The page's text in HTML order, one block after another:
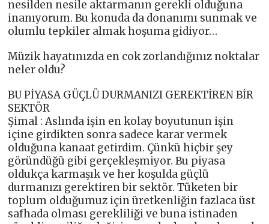
nesilden nesile aktarmanın gerekli olduğuna
inanıyorum. Bu konuda da donanımı sunmak ve
olumlu tepkiler almak hoşuma gidiyor…
Müzik hayatınızda en cok zorlandığınız noktalar
neler oldu?
BU PİYASA GÜÇLÜ DURMANIZI GEREKTİREN BİR
SEKTÖR
Şimal : Aslında işin en kolay boyutunun işin
içine girdikten sonra sadece karar vermek
olduğuna kanaat getirdim. Çünkü hiçbir şey
göründüğü gibi gerçekleşmiyor. Bu piyasa
oldukça karmaşık ve her koşulda güçlü
durmanızı gerektiren bir sektör. Tüketen bir
toplum olduğumuz için üretkenliğin fazlaca üst
safhada olması gerekliliği ve buna istinaden